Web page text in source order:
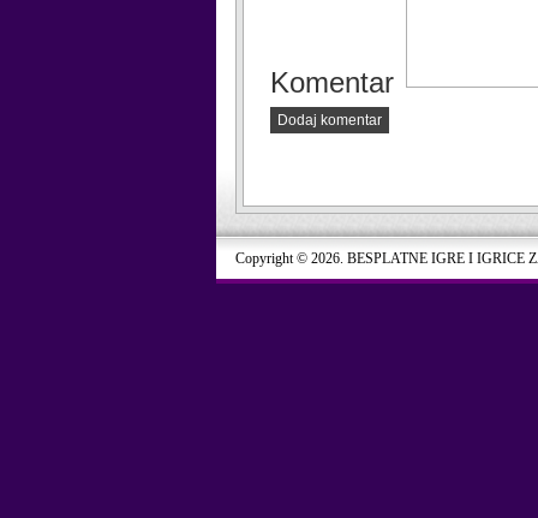
Komentar
Dodaj komentar
Copyright © 2026. BESPLATNE IGRE I IGRICE